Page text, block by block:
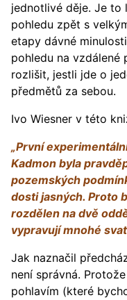
jednotlivé děje. Je
pohledu zpět s
etapy dávné
pohledu na vzdálené
rozlišit, jestli jde o
předmětů za sebou.
Ivo Wiesner v této
„První
Kadmon byla
pozemských
dosti jasných. Proto
rozdělen na dvě
vypravují mnohé
Jak naznačil
není správná.
pohlavím (které